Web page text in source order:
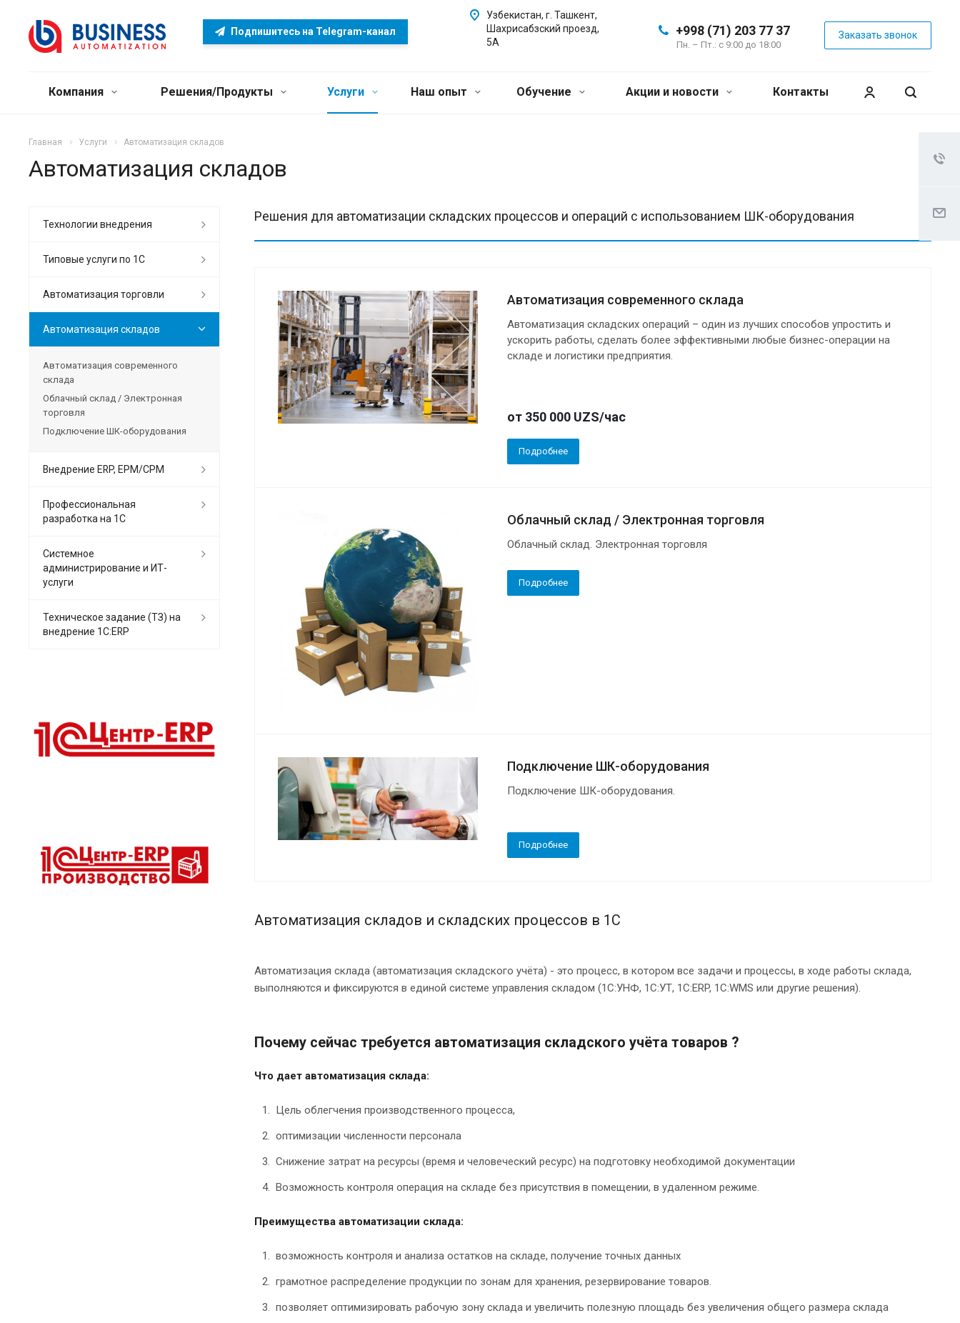
Подпишитесь на Telegram-канал +998 (71) 203 77 37
Пн. – Пт.: с 9:00 до 18:00
Заказать звонок
Узбекистан, г. Ташкент,
Шахрисабзский проезд,
5А
Компания Решения/Продукты Услуги Наш опыт Обучение Акции и новости Контакты
Главная Услуги Автоматизация складов
Автоматизация складов
Решения для автоматизации складских процессов и операций с использованием ШК-оборудования
Автоматизация современного склада
Автоматизация складских операций – один из лучших способов упростить и
ускорить работы, сделать более эффективными любые бизнес-операции на
складе и логистики предприятия.
от 350 000 UZS/час
Подробнее
Облачный склад / Электронная торговля
Облачный склад. Электронная торговля
Подробнее
Подключение ШК-оборудования
Подключение ШК-оборудования.
Подробнее
Автоматизация складов и складских процессов в 1С
Автоматизация склада (автоматизация складского учёта) - это процесс, в котором все задачи и процессы, в ходе работы склада,
выполняются и фиксируются в единой системе управления складом (1С:УНФ, 1С:УТ, 1С:ERP, 1С:WMS или другие решения).
Почему сейчас требуется автоматизация складского учёта товаров ?
Что дает автоматизация склада:
Цель облегчения производственного процесса,
оптимизации численности персонала
Снижение затрат на ресурсы (время и человеческий ресурс) на подготовку необходимой документации
Возможность контроля операция на складе без присутствия в помещении, в удаленном режиме.
Преимущества автоматизации склада:
возможность контроля и анализа остатков на складе, получение точных данных
грамотное распределение продукции по зонам для хранения, резервирование товаров.
позволяет оптимизировать рабочую зону склада и увеличить полезную площадь без увеличения общего размера склада
Технологии внедрения
Типовые услуги по 1С
Автоматизация торговли
Автоматизация складов
Автоматизация современного
склада
Облачный склад / Электронная
торговля
Подключение ШК-оборудования
Внедрение ERP, EPM/CPM
Профессиональная
разработка на 1С
Системное
администрирование и ИТ-
услуги
Техническое задание (ТЗ) на
внедрение 1С:ERP